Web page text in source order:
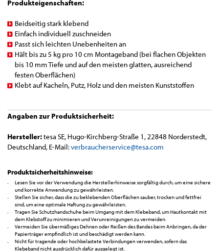
Produkteigenschaften:
Beidseitig stark klebend
Einfach individuell zuschneiden
Passt sich leichten Unebenheiten an
Hält bis zu 5 kg pro 10 cm Montageband (bei flachen Objekten
bis 10 mm Tiefe und auf den meisten glatten, ausreichend
festen Oberflächen)
Klebt auf Kacheln, Putz, Holz und den meisten Kunststoffen
Angaben zur Produktsicherheit:
Hersteller:tesa SE, Hugo-Kirchberg-Straße 1, 22848 Norderstedt,
Deutschland, E-Mail:verbraucherservice@tesa.com
Produktsicherheitshinweise:
Lesen Sie vor der Verwendung die Herstellerhinweise sorgfältig durch, um eine sichere
und korrekte Anwendung zu gewährleisten.
Stellen Sie sicher, dass die zu beklebenden Oberflächen sauber, trocken und fettfrei
sind, um eine optimale Haftung zu gewährleisten.
Tragen Sie Schutzhandschuhe beim Umgang mit dem Klebeband, um Hautkontakt mit
dem Klebstoff zu minimieren und Verunreinigungen zu vermeiden.
Vermeiden Sie übermäßiges Dehnen oder Reißen des Bandes beim Anbringen, da der
Papierträger empfindlich ist und beschädigt werden kann.
Nicht für tragende oder hochbelastete Verbindungen verwenden, sofern das
Klebeband nicht ausdrücklich dafür ausgelegt ist.